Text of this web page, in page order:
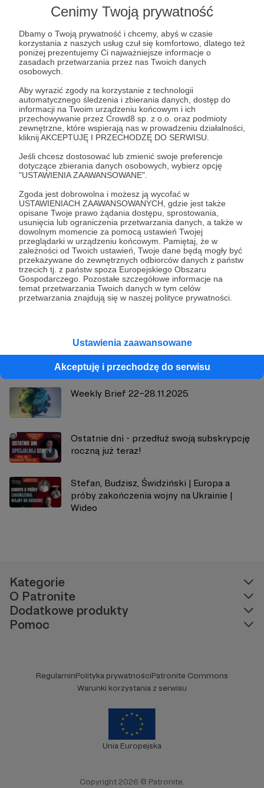
Cenimy Twoją prywatność
Dbamy o Twoją prywatność i chcemy, abyś w czasie
korzystania z naszych usług czuł się komfortowo, dlatego też
poniżej prezentujemy Ci najważniejsze informacje o
zasadach przetwarzania przez nas Twoich danych
osobowych.
Aby wyrazić zgody na korzystanie z technologii
automatycznego śledzenia i zbierania danych, dostęp do
informacji na Twoim urządzeniu końcowym i ich
przechowywanie przez Crowd8 sp. z o.o. oraz podmioty
zewnętrzne, które wspierają nas w prowadzeniu działalności,
kliknij AKCEPTUJĘ I PRZECHODZĘ DO SERWISU.
Jeśli chcesz dostosować lub zmienić swoje preferencje
dotyczące zbierania danych osobowych, wybierz opcję
"USTAWIENIA ZAAWANSOWANE".
Zgoda jest dobrowolna i możesz ją wycofać w
USTAWIENIACH ZAAWANSOWANYCH, gdzie jest także
opisane Twoje prawo żądania dostępu, sprostowania,
usunięcia lub ograniczenia przetwarzania danych, a także w
dowolnym momencie za pomocą ustawień Twojej
przeglądarki w urządzeniu końcowym. Pamiętaj, że w
zależności od Twoich ustawień, Twoje dane będą mogły być
przekazywane do zewnętrznych odbiorców danych z państw
trzecich tj. z państw spoza Europejskiego Obszaru
Gospodarczego. Pozostałe szczegółowe informacje na
temat przetwarzania Twoich danych w tym celów
przetwarzania znajdują się w naszej polityce prywatności.
Ustawienia zaawansowane
Akceptuję i przechodzę do serwisu
Post dostępny tylko dla Patronów
Aby zobaczyć ten materiał musisz być zalogowany
Zaloguj się
Jacek Bartosiak S&F Hero Polska polityka zagraniczna
Historia
Udostępnij
Strategy&Future
Zobacz profil autora
Zobacz również
Weekly Brief 22–28.11.2025
Ostatnie dni - przedłuż swoją subskrypcję
roczną już teraz!
Stefan, Budzisz, Świdziński | Europa a
próby zakończenia wojny na Ukrainie |
Wideo
Kategorie
O Patronite
Dodatkowe produkty
Pomoc
RegulaminPolityka prywatnościPatronite Commons
Warunki korzystania z serwisu
Unia Europejska
Copyright 2026 © Patronite.